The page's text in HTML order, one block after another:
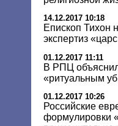
14.12.2017 10:18
Епископ Тихон
экспертиз
01.12.2017 11:11
В РПЦ
«ритуальным
01.12.2017 10:26
Российские
формулировки